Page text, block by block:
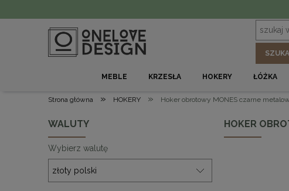
MEBLE KRZESŁA HOKERY ŁÓŻKA
Strona główna » HOKERY » Hoker obrotowy MONES czarne
WALUTY
Wybierz walutę
HOKER